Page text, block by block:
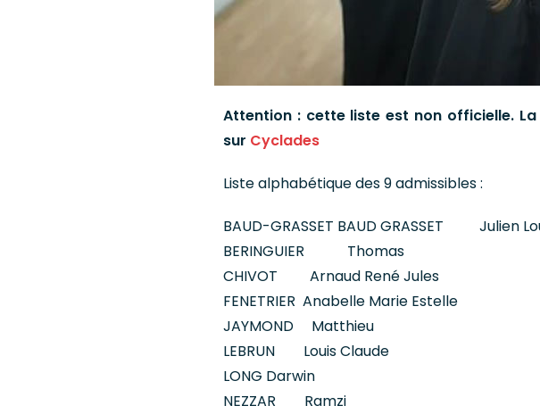
Attention : cette liste est non officielle.
sur Cyclades
Liste alphabétique des 9 admissibles :
BAUD-GRASSET BAUD GRASSET Julien
BERINGUIER Thomas
CHIVOT Arnaud René Jules
FENETRIER Anabelle Marie Estelle
JAYMOND Matthieu
LEBRUN Louis Claude
LONG Darwin
NEZZAR Ramzi